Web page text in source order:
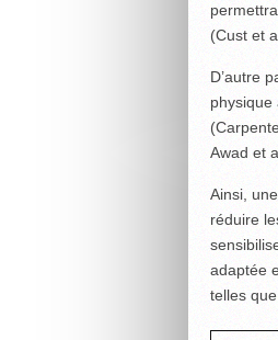
(Cust et
D’autre
physique
Awad et
Ainsi,
réduire
adaptée
telles